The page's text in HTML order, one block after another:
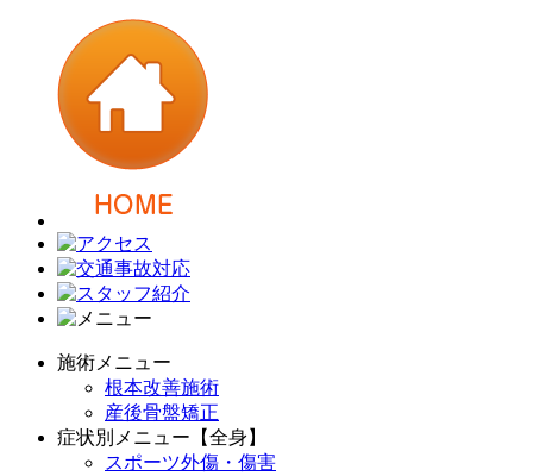
施術メニュー
根本改善施術
産後骨盤矯正
症状別メニュー【全身】
スポーツ外傷・傷害